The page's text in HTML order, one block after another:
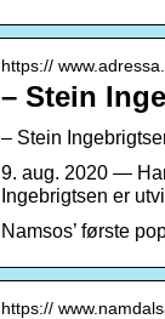
https://
– Stein
– Stein
9. aug. 2020 —
Ingebrigtsen er
Namsos’ første
https://